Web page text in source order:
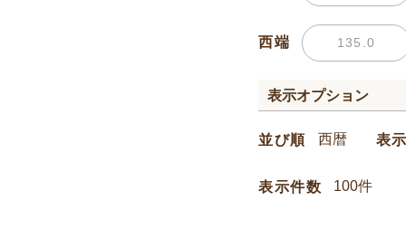
西端
表示オプション
並び順 表
表示件数